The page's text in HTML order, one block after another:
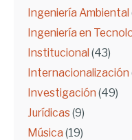
Ingeniería Ambiental
Ingeniería en
Institucional (43)
Internacionalización
Investigación (49)
Jurídicas (9)
Música (19)